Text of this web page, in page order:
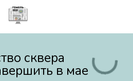
сквера
в мае